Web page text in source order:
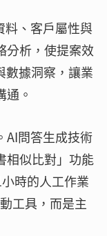
料、客戶屬性與
分析，使提案效
數據洞察，讓業
。
AI問答生成技術
相似比對」功能
時的人工作業
工具，而是主